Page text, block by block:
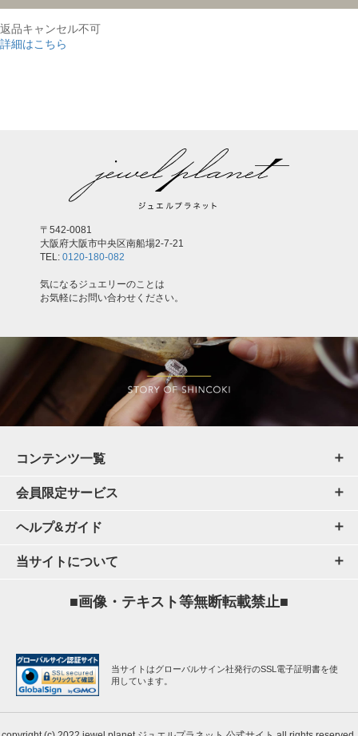
返品キャンセル不可
詳細はこちら
〒542-0081
大阪府大阪市中央区南船場2-7-21
TEL: 0120-180-082
気になるジュエリーのことは
お気軽にお問い合わせください。
コンテンツ一覧
会員限定サービス
ヘルプ&ガイド
当サイトについて
■画像・テキスト等無断転載禁止■
当サイトはグローバルサイン社発行のSSL電子証明書を使
用しています。